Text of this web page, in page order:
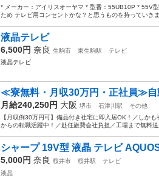
* メーカー：アイリスオーヤマ * 型番：55UB10P * 55V
ため テレビ用コンセントかな？と思うものを持っていき
液晶テレビ
6,500円 奈良 生駒市 東生駒駅
テレビ
液晶テレビ
≪寮無料・月収30万円・正社員≫自
月給240,250円 大阪 堺市 石津川駅
その他
【月収例30万円可】備品付き社宅に即入居OK！／しか
からの転職活躍中！／赴任旅費会社負担／工場まで無料
シャープ 19V型 液晶 テレビ
5,000円 奈良 桜井市 桜井駅
テレビ
液晶